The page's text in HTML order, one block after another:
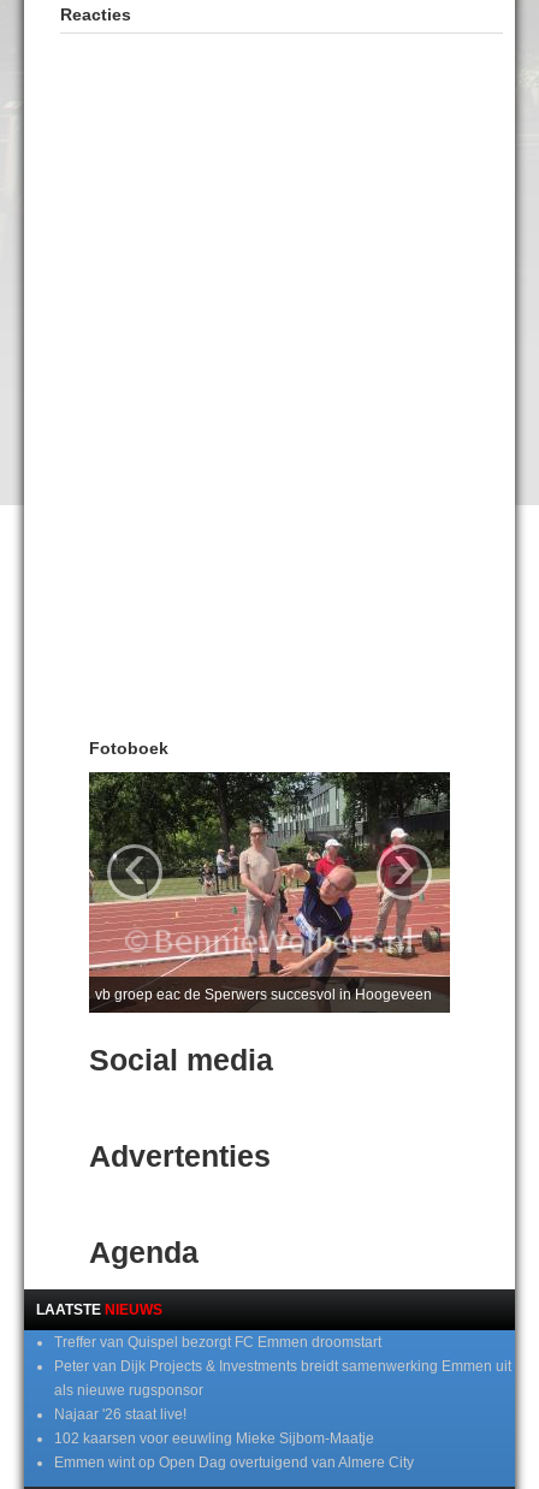
Reacties
Fotoboek
vb groep eac de Sperwers succesvol in Hoogeveen
‹ ›
Social media
Advertenties
Agenda
LAATSTE NIEUWS
Treffer van Quispel bezorgt FC Emmen droomstart
Peter van Dijk Projects & Investments breidt samenwerking Emmen uit
als nieuwe rugsponsor
Najaar '26 staat live!
102 kaarsen voor eeuwling Mieke Sijbom-Maatje
Emmen wint op Open Dag overtuigend van Almere City